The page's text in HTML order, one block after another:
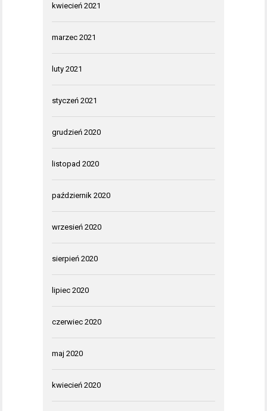
kwiecień 2021
marzec 2021
luty 2021
styczeń 2021
grudzień 2020
listopad 2020
październik 2020
wrzesień 2020
sierpień 2020
lipiec 2020
czerwiec 2020
maj 2020
kwiecień 2020